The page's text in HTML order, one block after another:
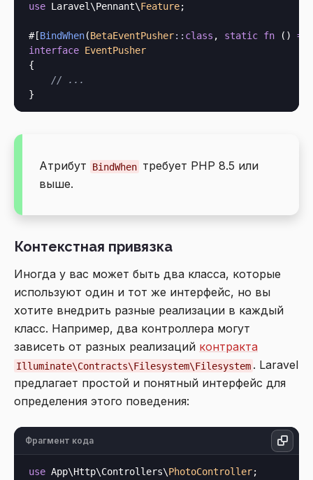
use Laravel\Pennant\Feature;
#[BindWhen(BetaEventPusher:: class , static fn () =>
interface EventPusher
{
// ...
Атрибут BindWhen требует PHP 8.5 или
выше.
Контекстная привязка
Иногда у вас может быть два класса, которые
используют один и тот же интерфейс, но вы
хотите внедрить разные реализации в каждый
класс. Например, два контроллера могут
зависеть от разных реализаций контракта
Illuminate\Contracts\Filesystem\Filesystem . Laravel
предлагает простой и понятный интерфейс для
определения этого поведения:
Фрагмент кода
use App\Http\Controllers\PhotoController